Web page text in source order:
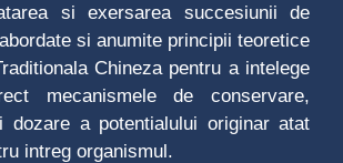
si exersarea succesiunii de
si anumite principii teoretice
Chineza pentru a intelege
mecanismele de conservare,
dozare a potentialului originar atat
intreg organismul.